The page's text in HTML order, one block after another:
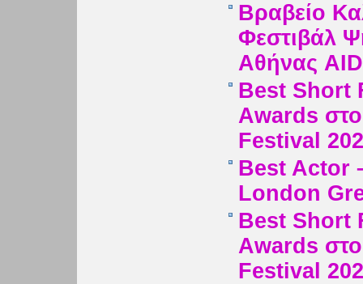
Βραβείο
Φεστιβάλ
Αθήνας
Best Short
Awards
Festival
Best Actor
London
Best Short
Awards
Festival